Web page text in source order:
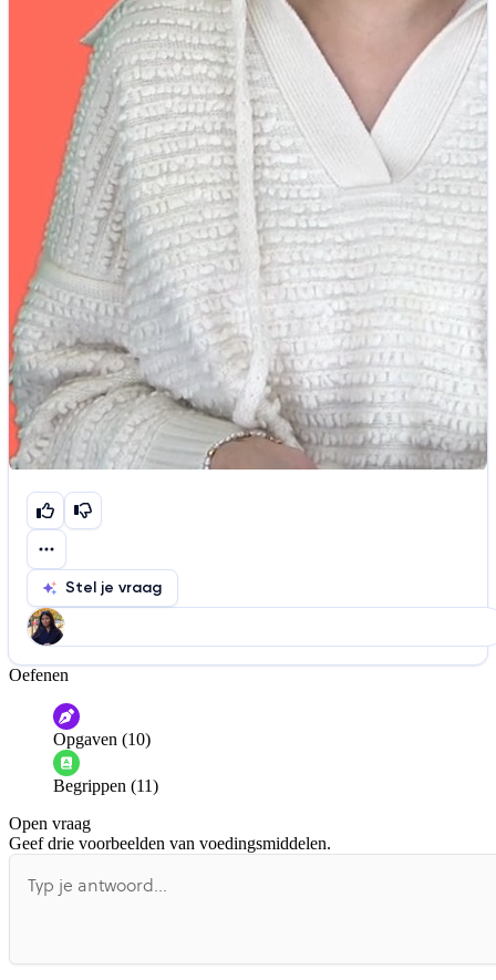
Stel je vraag
Help ons de video te verbeteren
De audio is slecht
Informatie is onjuist
De docent is te langdradig
De uitleg gaat te langzaam
Oefenen
Opgaven (10)
Begrippen (11)
Open vraag
Geef drie voorbeelden van voedingsmiddelen.